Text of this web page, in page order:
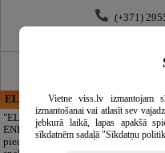
(+371)
ELECTRIC ENERGY
"ELECTRIC
ENERGY Kandava"
piedāvā pilna
Vietne viss.lv izmantojam
izmantošanai vai atlasīt sev
jebkurā laikā, lapas apakšā
sīkdatnēm sadaļā "Sīkdatņu